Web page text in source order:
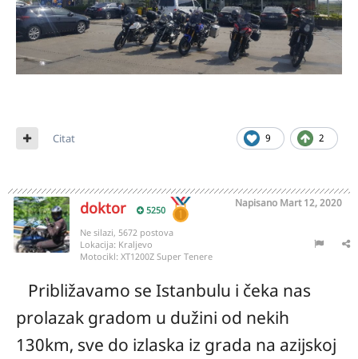
9 2
Citat
doktor 5250
Napisano Mart 12, 2020
Ne silazi, 5672 postova
Lokacija: Kraljevo
Motocikl: XT1200Z Super Tenere
Približavamo se Istanbulu i čeka nas
prolazak gradom u dužini od nekih
130km, sve do izlaska iz grada na azijskoj